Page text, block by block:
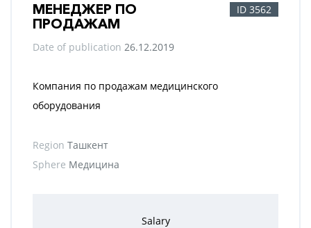
МЕНЕДЖЕР ПО
ПРОДАЖАМ
ID 3562
Date of publication 26.12.2019
Компания по продажам медицинского
оборудования
Region Ташкент
Sphere Медицина
Salary